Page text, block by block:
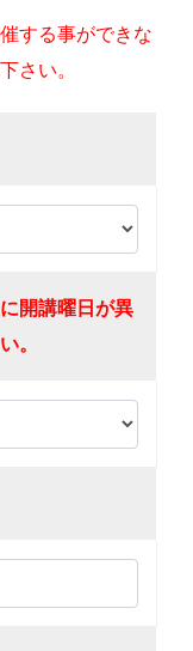
する事ができな
さい。
開講曜日が異
。